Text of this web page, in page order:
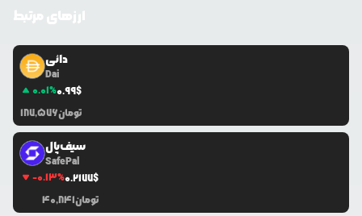
دائی
Dai
0.01%0.99$
187,576تومان
سیف‌پال
SafePal
-0.13%0.2177$
40,841تومان